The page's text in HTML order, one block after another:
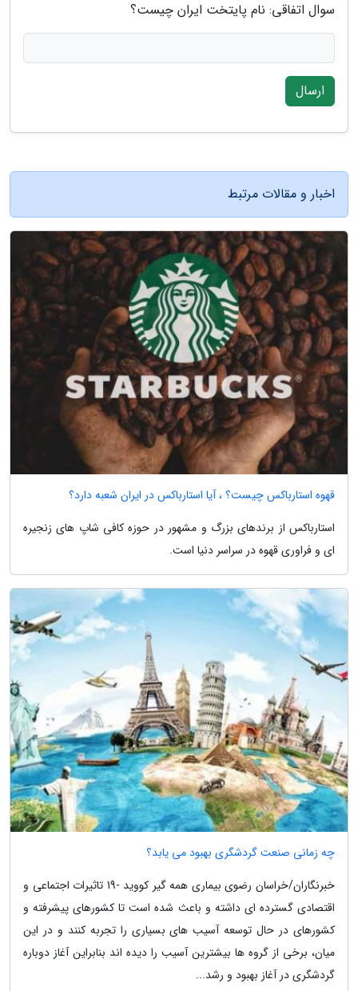
سوال اتفاقی: نام پایتخت ایران چیست؟
ارسال
اخبار و مقالات مرتبط
قهوه استارباکس چیست؟ ، آیا استارباکس در ایران شعبه دارد؟
استارباکس از برندهای بزرگ و مشهور در حوزه کافی شاپ های زنجیره
ای و فراوری قهوه در سراسر دنیا است.
چه زمانی صنعت گردشگری بهبود می یابد؟
خبرنگاران/خراسان رضوی بیماری همه گیر کووید -19 تاثیرات اجتماعی و
اقتصادی گسترده ای داشته و باعث شده است تا کشورهای پیشرفته و
کشورهای در حال توسعه آسیب های بسیاری را تجربه کنند و در این
میان، برخی از گروه ها بیشترین آسیب را دیده اند بنابراین آغاز دوباره
گردشگری در آغاز بهبود و رشد...